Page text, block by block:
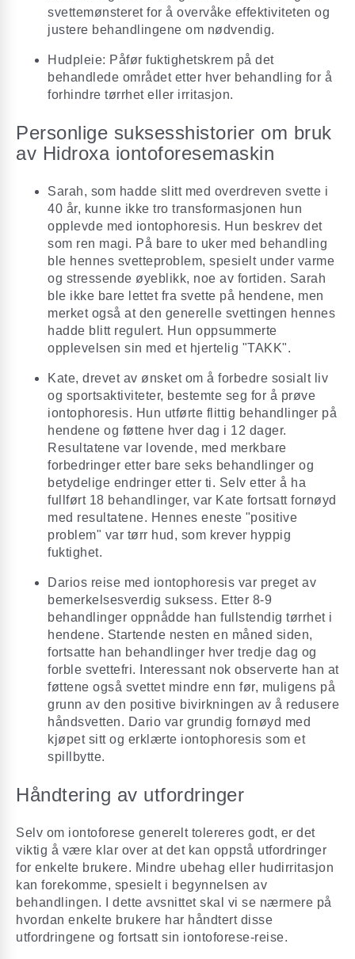
svettemønsteret for å overvåke effektiviteten og
justere behandlingene om nødvendig.
Hudpleie: Påfør fuktighetskrem på det
behandlede området etter hver behandling for å
forhindre tørrhet eller irritasjon.
Personlige suksesshistorier om bruk
av Hidroxa iontoforesemaskin
Sarah, som hadde slitt med overdreven svette i
40 år, kunne ikke tro transformasjonen hun
opplevde med iontophoresis. Hun beskrev det
som ren magi. På bare to uker med behandling
ble hennes svetteproblem, spesielt under varme
og stressende øyeblikk, noe av fortiden. Sarah
ble ikke bare lettet fra svette på hendene, men
merket også at den generelle svettingen hennes
hadde blitt regulert. Hun oppsummerte
opplevelsen sin med et hjertelig "TAKK".
Kate, drevet av ønsket om å forbedre sosialt liv
og sportsaktiviteter, bestemte seg for å prøve
iontophoresis. Hun utførte flittig behandlinger på
hendene og føttene hver dag i 12 dager.
Resultatene var lovende, med merkbare
forbedringer etter bare seks behandlinger og
betydelige endringer etter ti. Selv etter å ha
fullført 18 behandlinger, var Kate fortsatt fornøyd
med resultatene. Hennes eneste "positive
problem" var tørr hud, som krever hyppig
fuktighet.
Darios reise med iontophoresis var preget av
bemerkelsesverdig suksess. Etter 8-9
behandlinger oppnådde han fullstendig tørrhet i
hendene. Startende nesten en måned siden,
fortsatte han behandlinger hver tredje dag og
forble svettefri. Interessant nok observerte han at
føttene også svettet mindre enn før, muligens på
grunn av den positive bivirkningen av å redusere
håndsvetten. Dario var grundig fornøyd med
kjøpet sitt og erklærte iontophoresis som et
spillbytte.
Håndtering av utfordringer
Selv om iontoforese generelt tolereres godt, er det
viktig å være klar over at det kan oppstå utfordringer
for enkelte brukere. Mindre ubehag eller hudirritasjon
kan forekomme, spesielt i begynnelsen av
behandlingen. I dette avsnittet skal vi se nærmere på
hvordan enkelte brukere har håndtert disse
utfordringene og fortsatt sin iontoforese-reise.